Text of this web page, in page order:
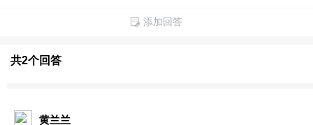
添加回答
共2个回答
黄兰兰